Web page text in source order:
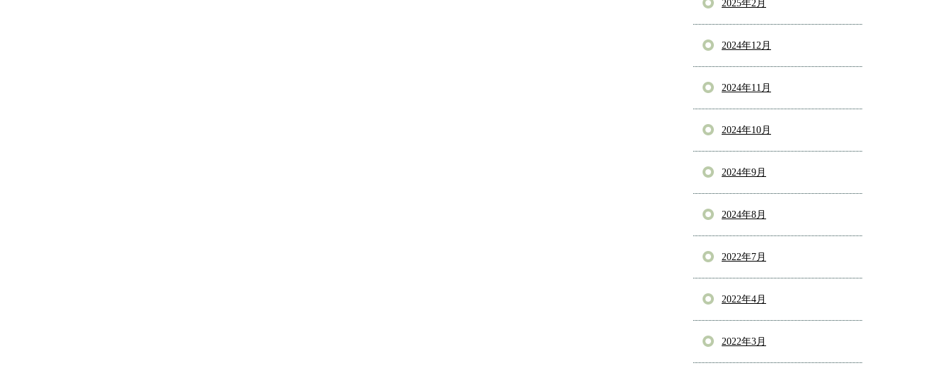
2025年2月
2024年12月
2024年11月
2024年10月
2024年9月
2024年8月
2022年7月
2022年4月
2022年3月